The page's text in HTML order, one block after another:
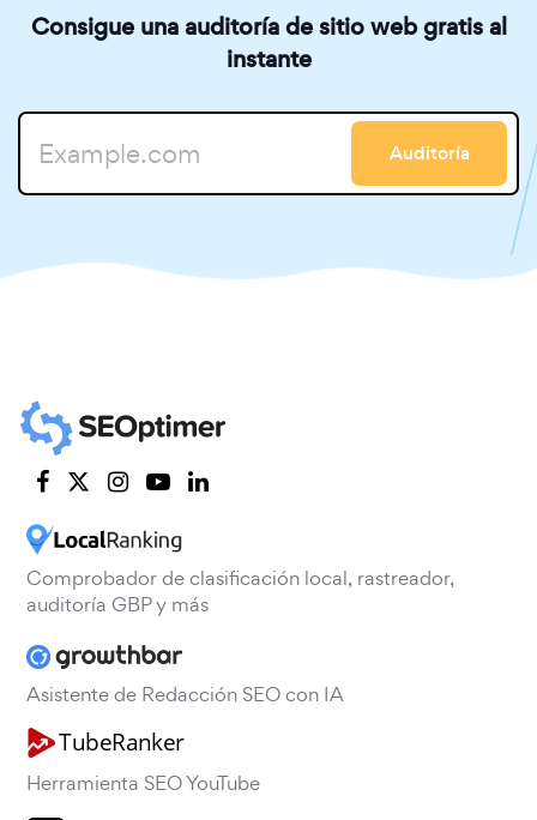
Consigue una auditoría de sitio web gratis al
instante
Auditoría
Comprobador de clasificación local, rastreador,
auditoría GBP y más
Asistente de Redacción SEO con IA
Herramienta SEO YouTube